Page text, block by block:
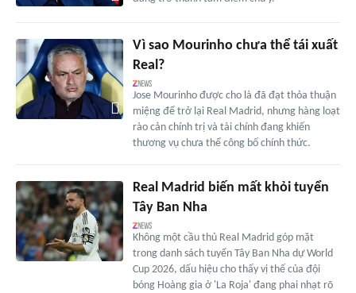
Vì sao Mourinho chưa thể tái xuất
Real?
Jose Mourinho được cho là đã đạt thỏa thuận
miệng để trở lại Real Madrid, nhưng hàng loạt
rào cản chính trị và tài chính đang khiến
thương vụ chưa thể công bố chính thức.
Real Madrid biến mất khỏi tuyển
Tây Ban Nha
Không một cầu thủ Real Madrid góp mặt
trong danh sách tuyển Tây Ban Nha dự World
Cup 2026, dấu hiệu cho thấy vị thế của đội
bóng Hoàng gia ở 'La Roja' đang phai nhạt rõ